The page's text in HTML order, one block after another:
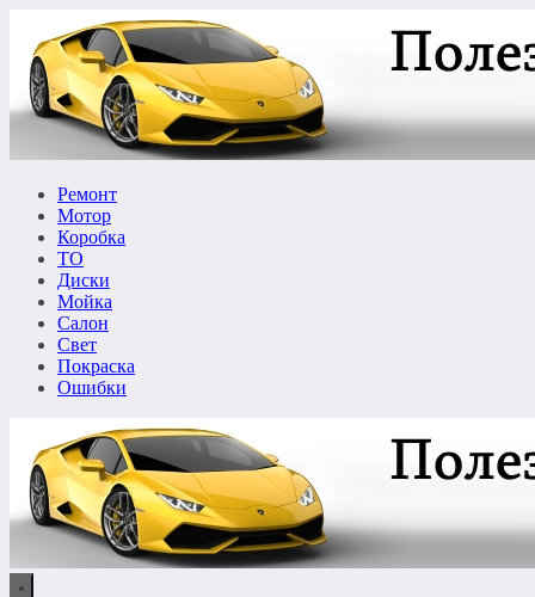
содержимому
Ремонт
Мотор
Коробка
ТО
Диски
Мойка
Салон
Свет
Покраска
Ошибки